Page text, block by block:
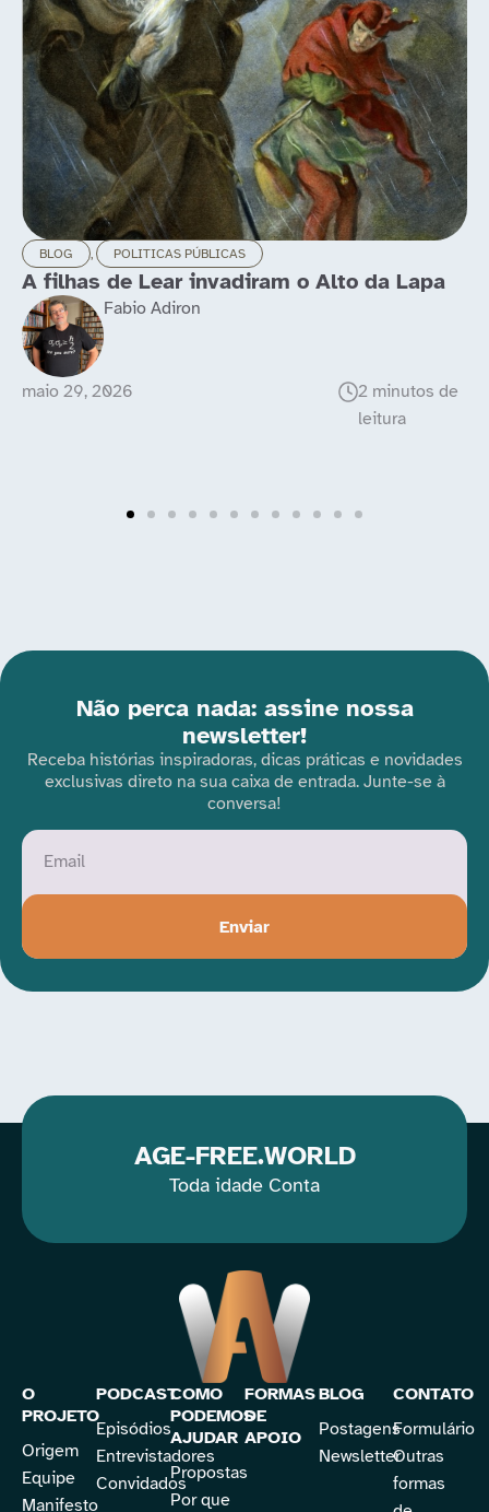
BLOG , LONGEVIDADE
Idosos ainda rolam as pedras
Luis Alcubierre
maio 21, 2026
Não perca nada: assine nossa
newsletter!
Receba histórias inspiradoras, dicas práticas e novidades
exclusivas direto na sua caixa de entrada. Junte-se à
conversa!
Enviar
AGE-FREE.WORLD
Toda idade Conta
O
PROJETO
Origem
Equipe
Manifesto
PODCAST
Episódios
Entrevistadores
Convidados
COMO
PODEMOS
AJUDAR
Propostas
Por que
FORMAS
DE
APOIO
BLOG
Postagens
Newsletter
CONTATO
Formulário
Outras
formas